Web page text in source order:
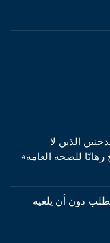
الذين لا
للصحة العامة»
دون أن يلغيه